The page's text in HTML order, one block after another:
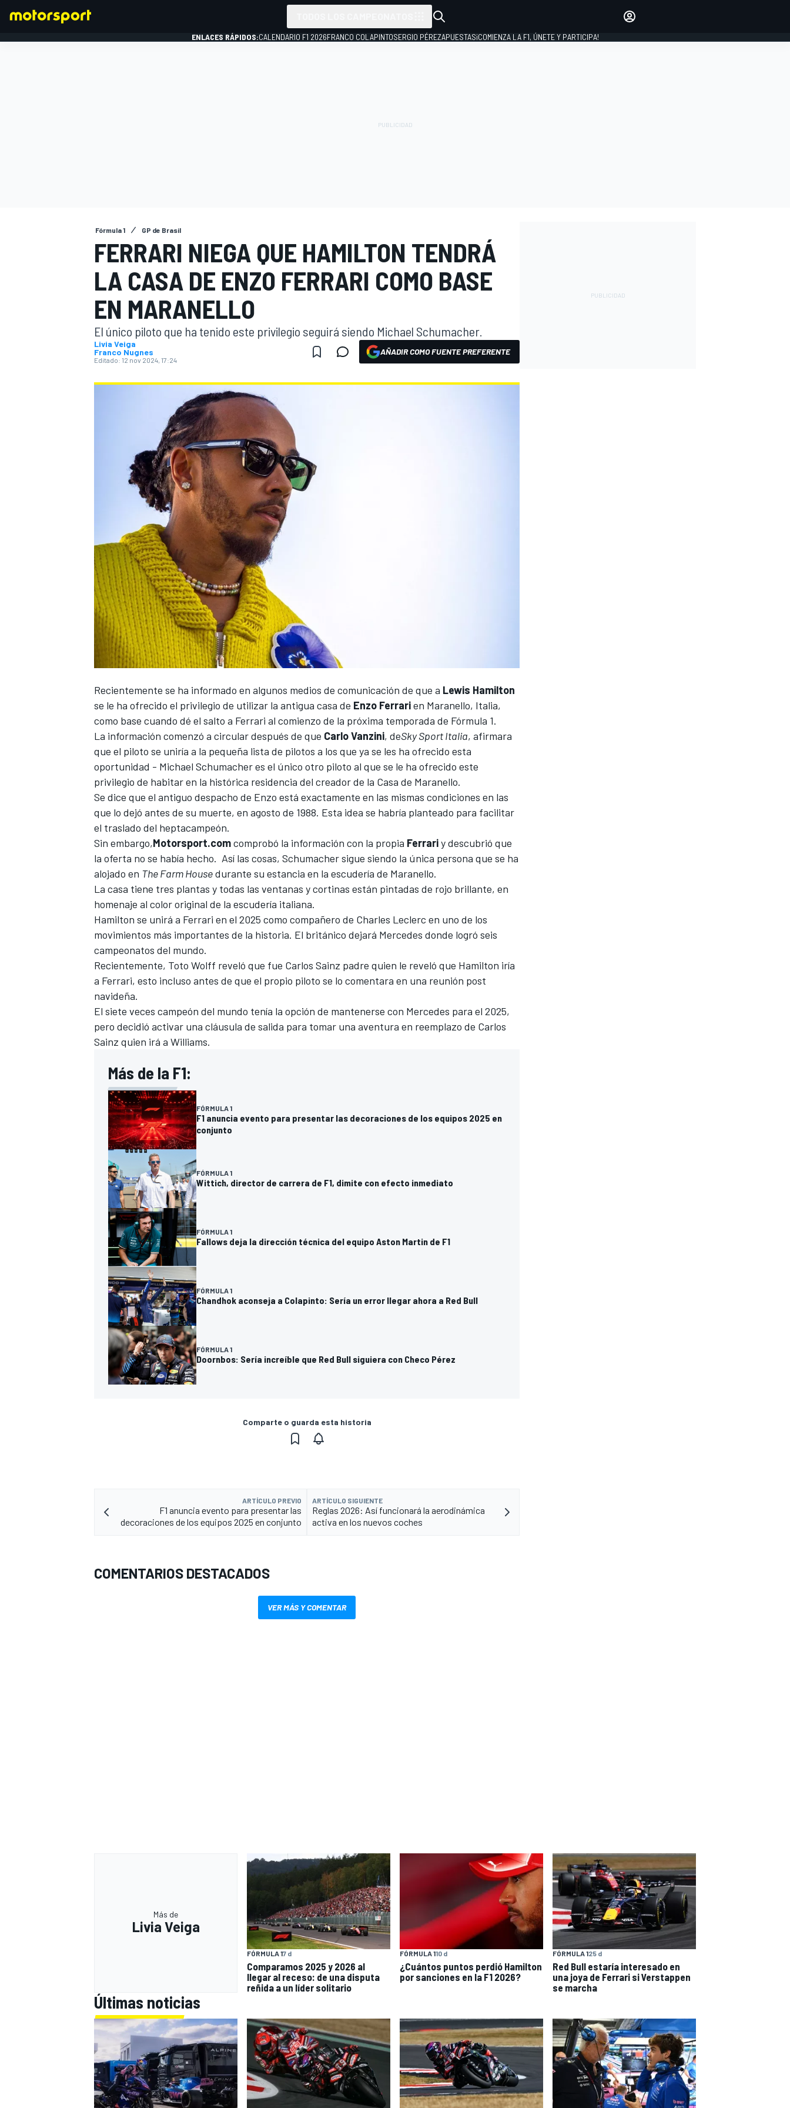
INDYCAR
NASCAR CUP
FÓRMULA E
WRC
INICIAR SESIÓN
ENLACES RÁPIDOS:CALENDARIO F1 2026FRANCO COLAPINTOSERGIO PÉREZAPUESTAS¡COMIENZA LA F1, ÚNETE Y PARTICIPA!
Fórmula 1 GP de Brasil
FERRARI NIEGA QUE HAMILTON TENDRÁ
LA CASA DE ENZO FERRARI COMO BASE
EN MARANELLO
El único piloto que ha tenido este privilegio seguirá siendo Michael Schumacher.
Livia Veiga
Franco Nugnes
Editado: 12 nov 2024, 17:24
AÑADIR COMO FUENTE PREFERENTE
Recientemente se ha informado en algunos medios de comunicación de que a Lewis Hamilton
se le ha ofrecido el privilegio de utilizar la antigua casa de Enzo Ferrarien Maranello, Italia,
como base cuando dé el salto a Ferrari al comienzo de la próxima temporada de Fórmula 1.
La información comenzó a circular después de que Carlo Vanzini, deSky Sport Italia, afirmara
que el piloto se uniría a la pequeña lista de pilotos a los que ya se les ha ofrecido esta
oportunidad - Michael Schumacheres el único otro piloto al que se le ha ofrecido este
privilegio de habitar en la histórica residencia del creador de la Casa de Maranello.
Se dice que el antiguo despacho de Enzo está exactamente en las mismas condiciones en las
que lo dejó antes de su muerte, en agosto de 1988. Esta idea se habría planteado para facilitar
el traslado del heptacampeón.
Sin embargo,Motorsport.comcomprobó la información con la propia Ferrariy descubrió que
la oferta no se había hecho. Así las cosas, Schumacher sigue siendo la única persona que se ha
alojado en The Farm Housedurante su estancia en la escudería de Maranello.
La casa tiene tres plantas y todas las ventanas y cortinas están pintadas de rojo brillante, en
homenaje al color original de la escudería italiana.
Hamilton se unirá a Ferrari en el 2025 como compañero de Charles Leclerc en uno de los
movimientos más importantes de la historia. El británico dejará Mercedes donde logró seis
campeonatos del mundo.
Recientemente, Toto Wolff reveló que fue Carlos Sainz padre quien le reveló que Hamilton iría
a Ferrari, esto incluso antes de que el propio piloto se lo comentara en una reunión post
navideña.
El siete veces campeón del mundo tenía la opción de mantenerse con Mercedes para el 2025,
pero decidió activar una cláusula de salida para tomar una aventura en reemplazo de Carlos
Sainz quien irá a Williams.
Más de la F1:
FÓRMULA 1
F1 anuncia evento para presentar las decoraciones de los equipos 2025 en
conjunto
FÓRMULA 1
Wittich, director de carrera de F1, dimite con efecto inmediato
FÓRMULA 1
Fallows deja la dirección técnica del equipo Aston Martin de F1
FÓRMULA 1
Chandhok aconseja a Colapinto: Sería un error llegar ahora a Red Bull
FÓRMULA 1
Doornbos: Sería increíble que Red Bull siguiera con Checo Pérez
Comparte o guarda esta historia
ARTÍCULO PREVIO
F1 anuncia evento para presentar las
decoraciones de los equipos 2025 en conjunto
ARTÍCULO SIGUIENTE
Reglas 2026: Así funcionará la aerodinámica
activa en los nuevos coches
COMENTARIOS DESTACADOS
VER MÁS Y COMENTAR
Más de
Livia Veiga
FÓRMULA 17 d
Comparamos 2025 y 2026 al
llegar al receso: de una disputa
reñida a un líder solitario
FÓRMULA 110 d
¿Cuántos puntos perdió Hamilton
por sanciones en la F1 2026?
FÓRMULA 125 d
Red Bull estaría interesado en
una joya de Ferrari si Verstappen
se marcha
Últimas noticias